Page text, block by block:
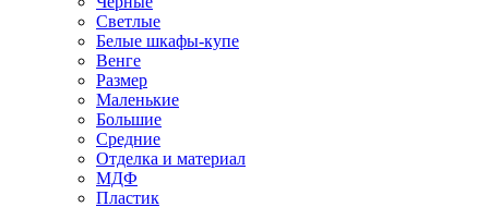
Светлые
Белые шкафы-купе
Венге
Размер
Маленькие
Большие
Средние
Отделка и материал
МДФ
Пластик